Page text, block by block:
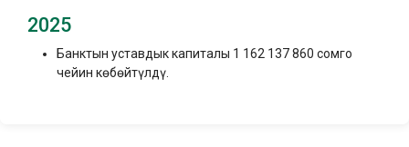
2025
Банктын уставдык капиталы 1 162 137 860 сомго
чейин көбөйтүлдү.